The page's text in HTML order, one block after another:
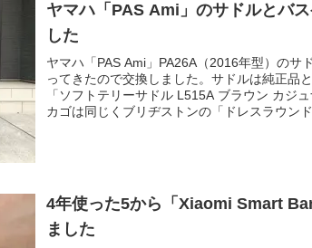
ヤマハ「PAS Ami」のサドルとバ
した
ヤマハ「PAS Ami」PA26A（2016年型）のサ
ってきたので交換しました。サドルは純正品
「ソフトテリーサドル L515A ブラウン カジ
カゴは同じくブリヂストンの「ドレスラウン
4年使った5から「Xiaomi Smart
ました